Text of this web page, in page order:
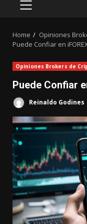
Home
Opiniones
Puede Confiar en
Opiniones Brokers de
Puede Confiar
Reinaldo Godines